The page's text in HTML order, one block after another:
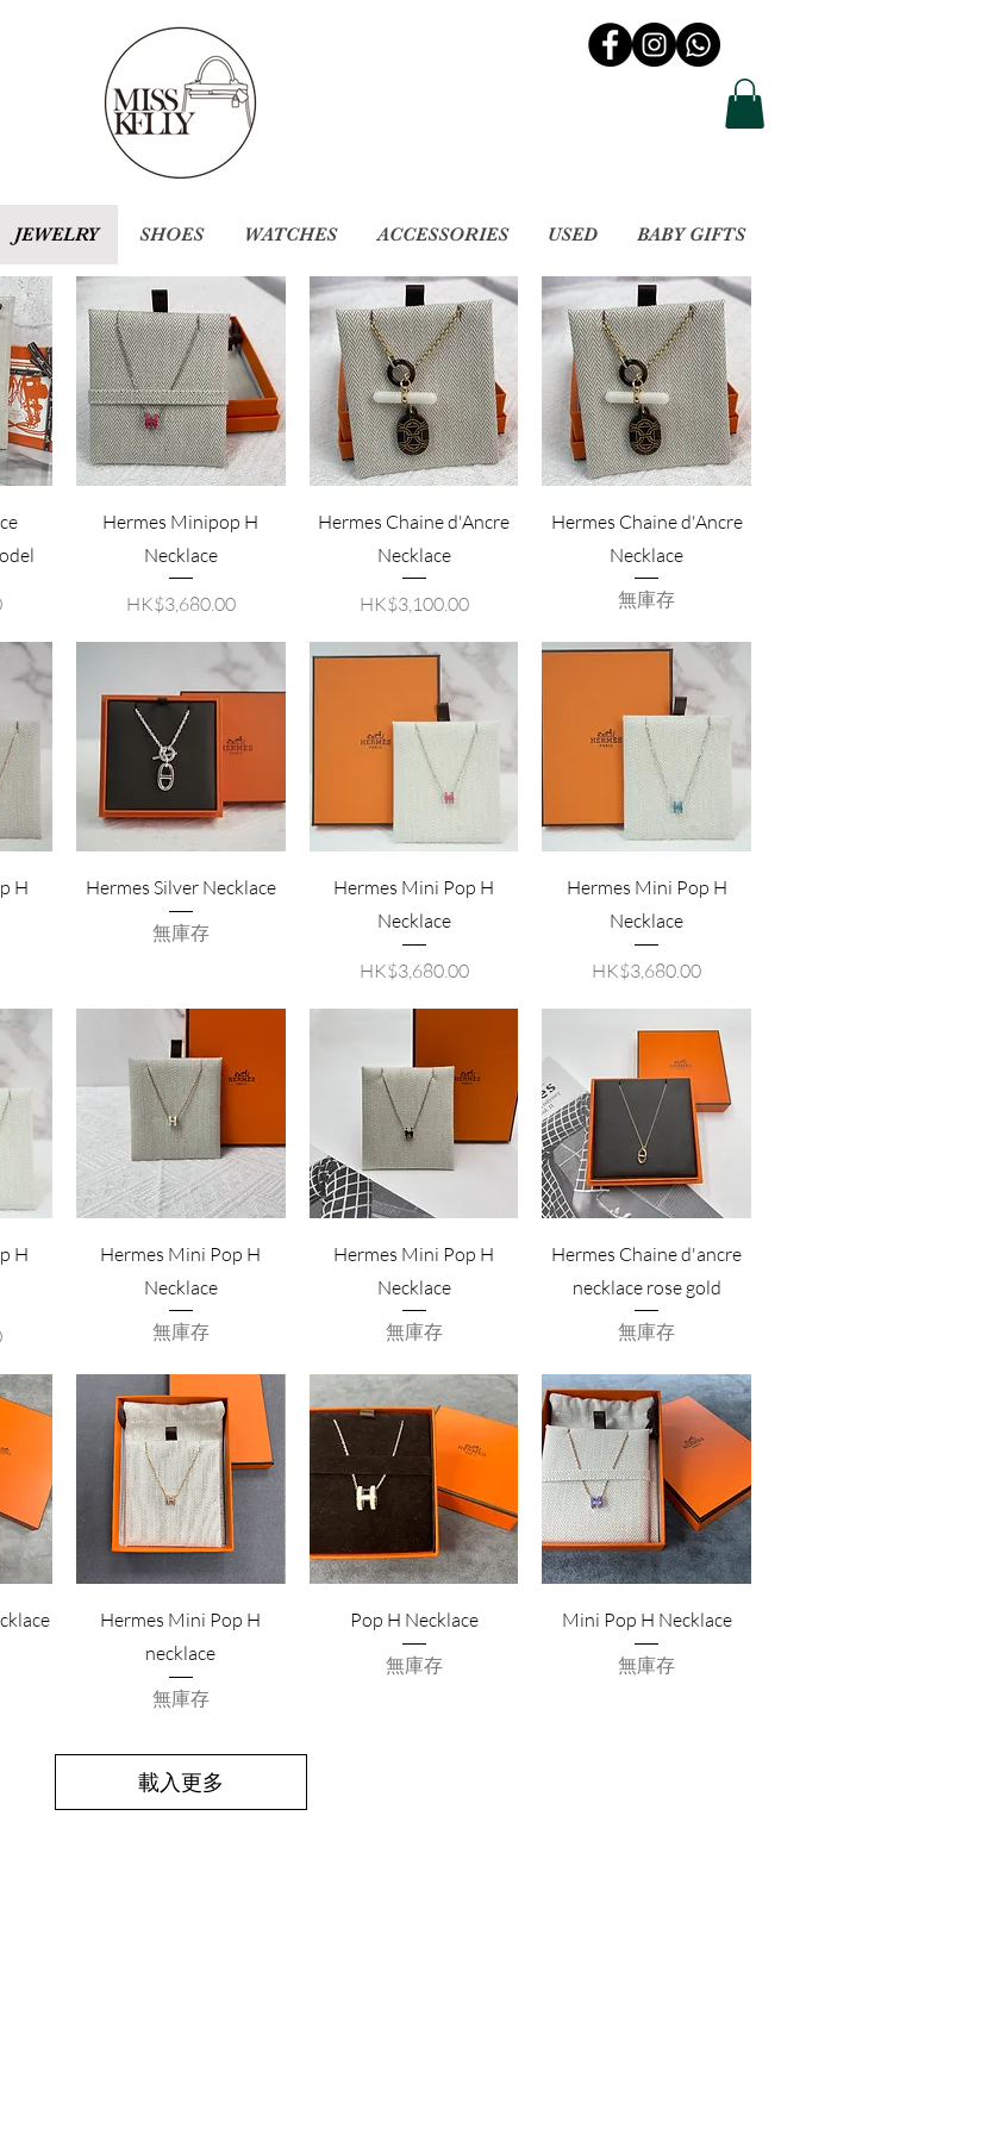
JEWELRY SHOES WATCHES ACCESSORIES USED BABY GIFTS
Hermes Minipop H
Necklace
價格
HK$3,680.00
Hermes Chaine d'Ancre
Necklace
價格
HK$3,100.00
Hermes Chaine d'Ancre
Necklace
無庫存
H
Hermes Silver Necklace
無庫存
Hermes Mini Pop H
Necklace
價格
HK$3,680.00
Hermes Mini Pop H
Necklace
價格
HK$3,680.00
H
Hermes Mini Pop H
Necklace
無庫存
Hermes Mini Pop H
Necklace
無庫存
Hermes Chaine d'ancre
necklace rose gold
無庫存
Hermes Mini Pop H
necklace
無庫存
Pop H Necklace
無庫存
Mini Pop H Necklace
無庫存
載入更多